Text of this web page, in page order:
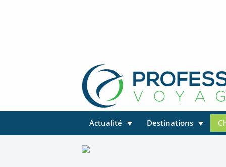
Actualité Destinations